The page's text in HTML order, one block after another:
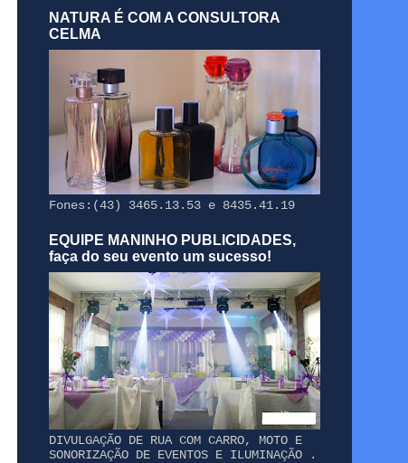
NATURA É COM A CONSULTORA
CELMA
Fones:(43) 3465.13.53 e 8435.41.19
EQUIPE MANINHO PUBLICIDADES,
faça do seu evento um sucesso!
DIVULGAÇÃO DE RUA COM CARRO, MOTO E
SONORIZAÇÃO DE EVENTOS E ILUMINAÇÃO .